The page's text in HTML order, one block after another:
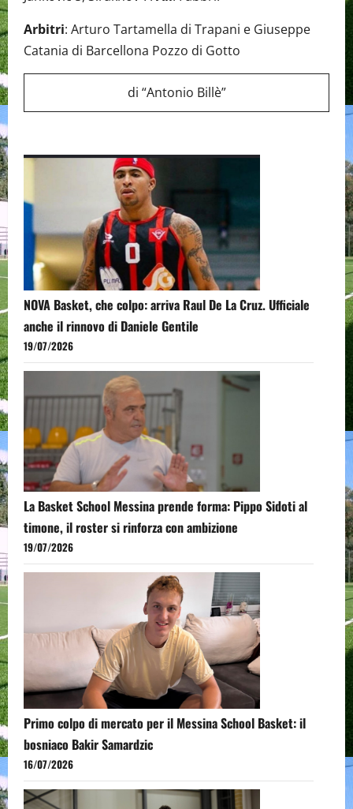
Arbitri: Arturo Tartamella di Trapani e Giuseppe
Catania di Barcellona Pozzo di Gotto
di “Antonio Billè”
NOVA Basket, che colpo: arriva Raul De La Cruz. Ufficiale
anche il rinnovo di Daniele Gentile
19/07/2026
La Basket School Messina prende forma: Pippo Sidoti al
timone, il roster si rinforza con ambizione
19/07/2026
Primo colpo di mercato per il Messina School Basket: il
bosniaco Bakir Samardzic
16/07/2026